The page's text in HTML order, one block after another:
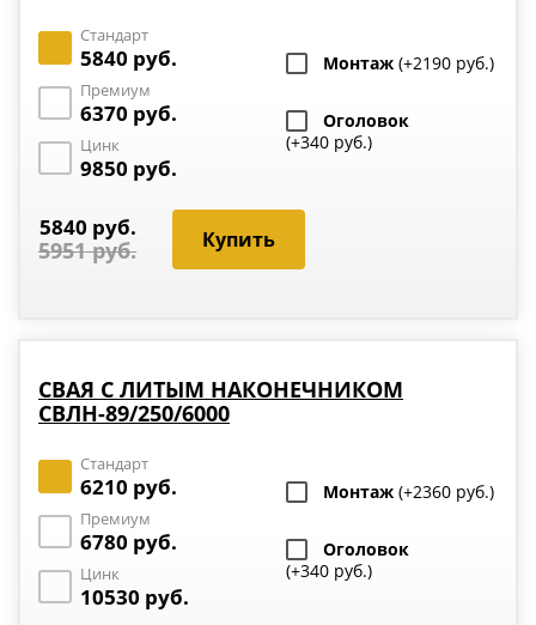
Стандарт
5840 руб.
Премиум
6370 руб.
Цинк
9850 руб.
Монтаж (+2190 руб.)
Оголовок
(+340 руб.)
5840 руб.
5951 руб.
СВАЯ С ЛИТЫМ НАКОНЕЧНИКОМ
СВЛН-89/250/6000
Стандарт
6210 руб.
Премиум
6780 руб.
Цинк
10530 руб.
Монтаж (+2360 руб.)
Оголовок
(+340 руб.)